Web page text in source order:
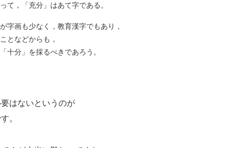
て，「充分」はあて字である。
字画も少なく，教育漢字でもあり，
となどからも，
十分」を採るべきであろう。
はないというのが
。